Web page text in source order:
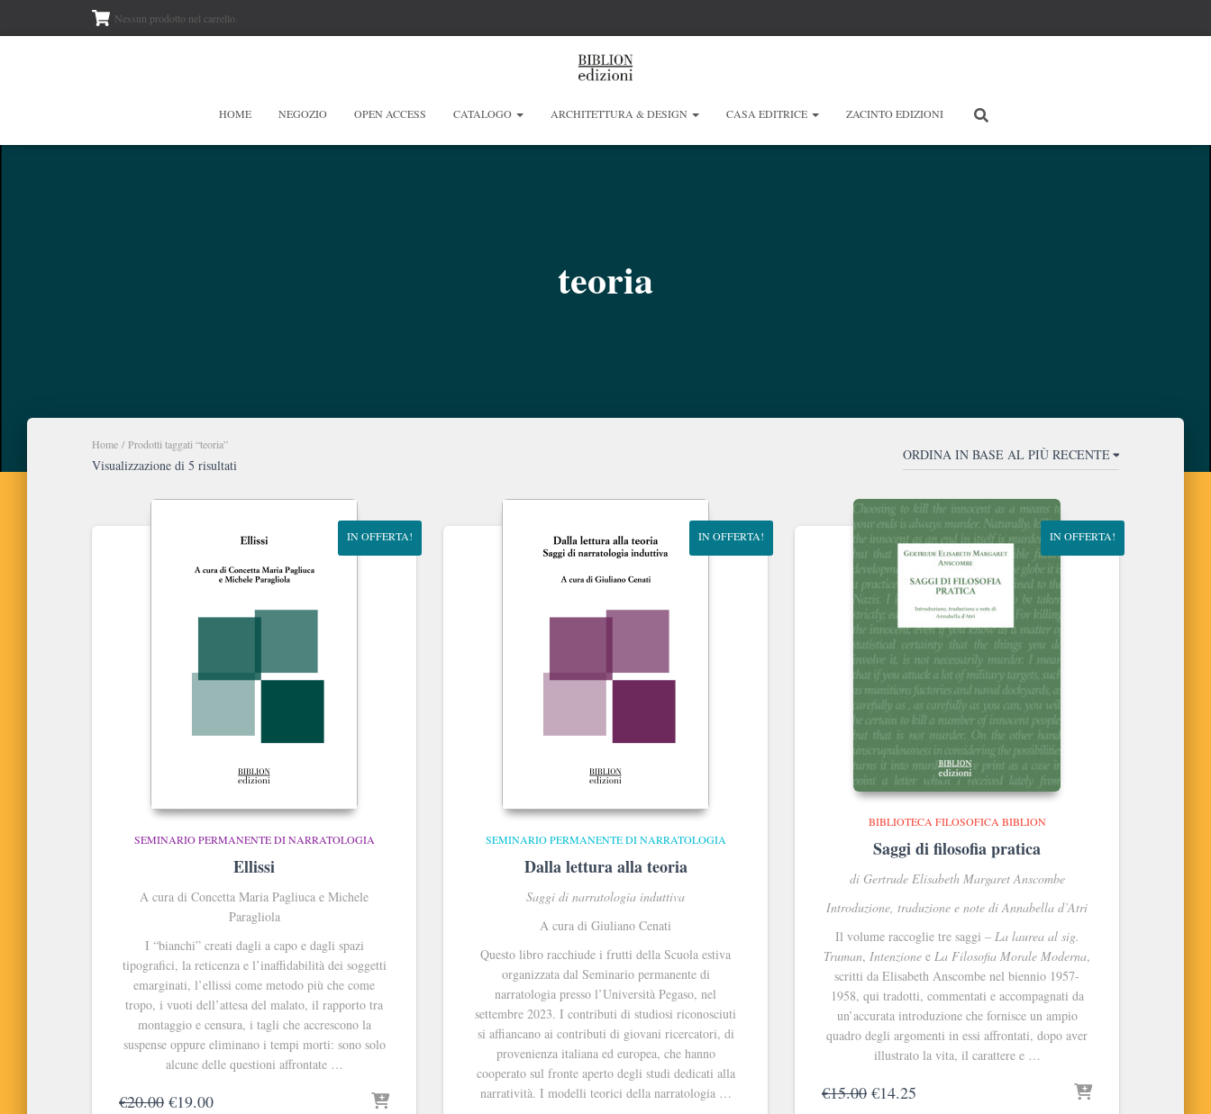
Nessun prodotto nel carrello.
HOME NEGOZIO OPEN ACCESS CATALOGO ARCHITETTURA & DESIGN CASA EDITRICE ZACINTO EDIZIONI
teoria
Home / Prodotti taggati “teoria”
Visualizzazione di 5 risultati
base
più
recente
IN OFFERTA!
SEMINARIO PERMANENTE DI NARRATOLOGIA
Ellissi
A cura di Concetta Maria Pagliuca e Michele
Paragliola
I “bianchi” creati dagli a capo e dagli spazi
tipografici, la reticenza e l’inaffidabilità dei soggetti
emarginati, l’ellissi come metodo più che come
tropo, i vuoti dell’attesa del malato, il rapporto tra
montaggio e censura, i tagli che accrescono la
suspense oppure eliminano i tempi morti: sono solo
alcune delle questioni affrontate …
€20.00 Il
€19.00Il
IN OFFERTA!
SEMINARIO PERMANENTE DI NARRATOLOGIA
Dalla lettura alla teoria
Saggi di narratologia induttiva
A cura di Giuliano Cenati
Questo libro racchiude i frutti della Scuola estiva
organizzata dal Seminario permanente di
narratologia presso l’Università Pegaso, nel
settembre 2023. I contributi di studiosi riconosciuti
si affiancano ai contributi di giovani ricercatori, di
provenienza italiana ed europea, che hanno
cooperato sul fronte aperto degli studi dedicati alla
narratività. I modelli teorici della narratologia …
IN OFFERTA!
BIBLIOTECA FILOSOFICA BIBLION
Saggi di filosofia pratica
di Gertrude Elisabeth Margaret Anscombe
Introduzione, traduzione e note di Annabella d’Atri
Il volume raccoglie tre saggi – La laurea al sig.
Truman, Intenzione e La Filosofia Morale Moderna,
scritti da Elisabeth Anscombe nel biennio 1957-
1958, qui tradotti, commentati e accompagnati da
un’accurata introduzione che fornisce un ampio
quadro degli argomenti in essi affrontati, dopo aver
illustrato la vita, il carattere e …
€15.00 Il
€14.25